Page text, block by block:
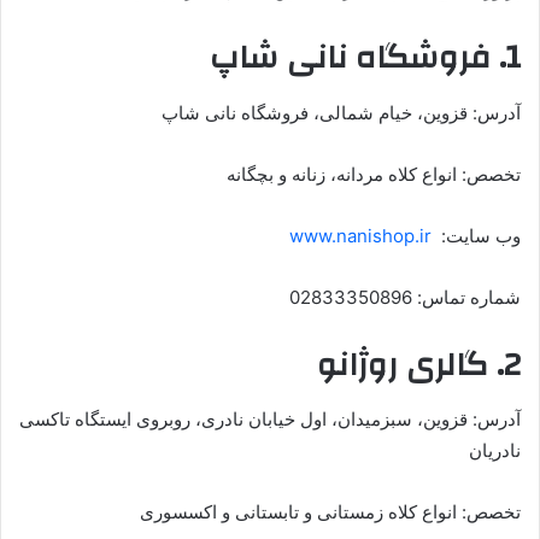
1. فروشگاه نانی شاپ
آدرس: قزوین، خیام شمالی، فروشگاه نانی شاپ
تخصص: انواع کلاه مردانه، زنانه و بچگانه
وب سایت: www.nanishop.ir
شماره تماس: 02833350896
2. گالری روژانو
آدرس: قزوین، سبزمیدان، اول خیابان نادری، روبروی ایستگاه تاکسی
نادریان
تخصص: انواع کلاه زمستانی و تابستانی و اکسسوری